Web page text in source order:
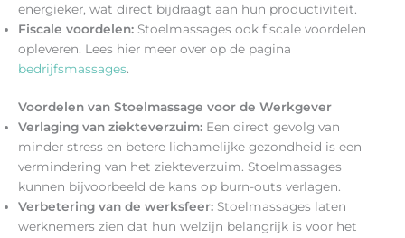
energieker, wat direct bijdraagt aan hun productiviteit.
Fiscale voordelen: Stoelmassages ook fiscale voordelen
opleveren. Lees hier meer over op de pagina
bedrijfsmassages.
Voordelen van Stoelmassage voor de Werkgever
Verlaging van ziekteverzuim: Een direct gevolg van
minder stress en betere lichamelijke gezondheid is een
vermindering van het ziekteverzuim. Stoelmassages
kunnen bijvoorbeeld de kans op burn-outs verlagen.
Verbetering van de werksfeer: Stoelmassages laten
werknemers zien dat hun welzijn belangrijk is voor het